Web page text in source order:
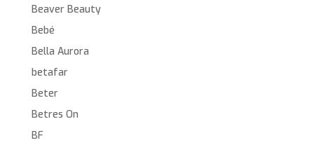
Beaver Beauty
Bebé
Bella Aurora
betafar
Beter
Betres On
BF